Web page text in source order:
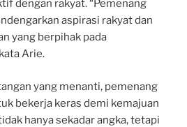
dengan rakyat. “Pemenang
aspirasi rakyat dan
yang berpihak pada
Arie.
yang menanti, pemenang
bekerja keras demi kemajuan
hanya sekadar angka, tetapi